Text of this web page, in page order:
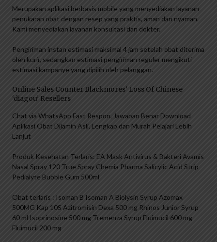
Merupakan aplikasi berbasis mobile yang menyediakan layanan
penukaran obat dengan resep yang praktis, aman dan nyaman.
Kami menyediakan layanan konsultasi dan dokter.
Pengiriman instan estimasi maksimal 4 jam setelah obat diterima
oleh kurir, sedangkan estimasi pengiriman reguler mengikuti
estimasi kampanye yang dipilih oleh pelanggan.
Online Sales Counter Blackmores’ Loss Of Chinese
‘diagou’ Resellers
Chat via WhatsApp Fast Respon, Jawaban Benar Download
Aplikasi Obat Dijamin Asli, Lengkap dan Murah Pelajari Lebih
Lanjut
Produk Kesehatan Terlaris: EA Mask Antivirus & Bakteri Avamis
Nasal Spray 120 True Spray Chemia Pharma Salicylic Acid Strip
Pedialyte Bubble Gum 500ml
Obat terlaris : Isoman B Isoman A Biolysin Syrup Azomax
500MG Kap 10S Azitromisin Dexa 500 mg Rhinos Junior Syrup
60 ml Isoprinosine 500 mg Tremenza Syrup Fluimucil 600 mg
Fluimucil 200 mg